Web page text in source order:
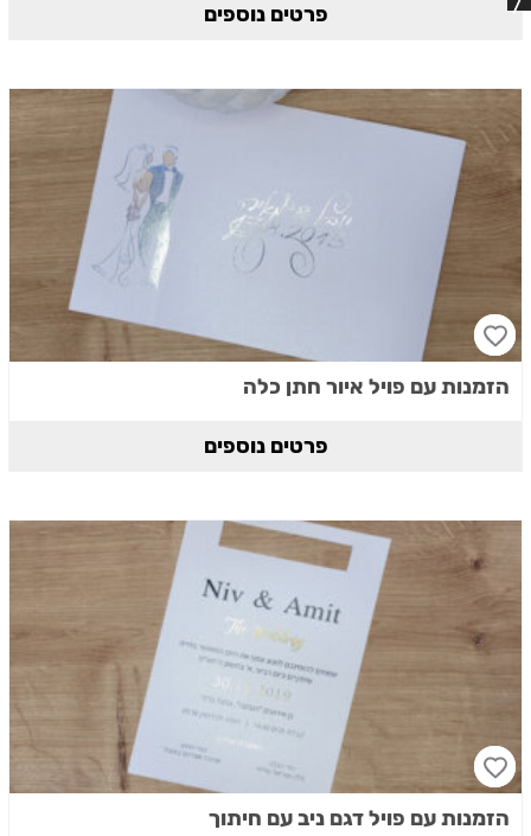
פרטים נוספים
הזמנות עם פויל איור חתן כלה
פרטים נוספים
הזמנות עם פויל דגם ניב עם חיתוך